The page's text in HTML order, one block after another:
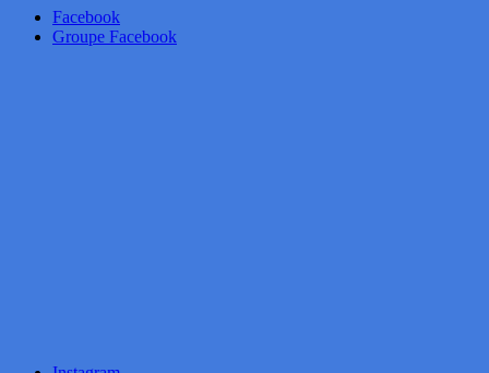
Facebook
Groupe Facebook